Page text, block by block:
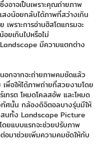
อาจเป็นเพราะคุณถ่ายภาพ
งน้อยกลับได้ภาพที่สว่างเกิน
พราะการอ่านฮิสโตแกรมจะ
ยเกินไปหรือไม่
มีความแตกต่าง
ากจะถ่ายภาพคมชัดแล้ว
พื่อให้ได้ภาพถ่ายที่สวยงามโดย
เทรต โหมดโคลสอัพ และโหมด
ศนั้น กล้องดิจิตอลบางรุ่นมีให้
สนทั้ง Landscape Picture
ยแบบแรกจะช่วยปรับภาพ
อมาช่วยเพิ่มความคมชัดให้กับ